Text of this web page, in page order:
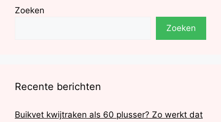
Zoeken
Zoeken
Recente berichten
Buikvet kwijtraken als 60 plusser? Zo werkt dat